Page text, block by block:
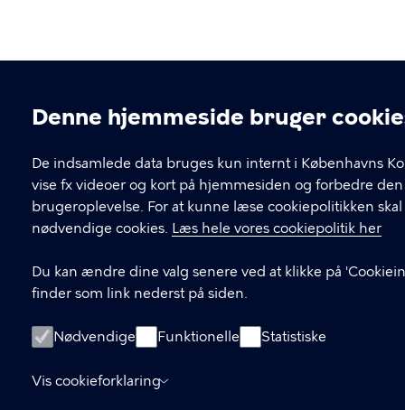
Cookieindstillinger
Denne hjemmeside bruger
De indsamlede data bruges kun internt i Københavns
vise fx videoer og kort på hjemmesiden og forbedre
brugeroplevelse. For at kunne læse cookiepolitikken
nødvendige cookies. Læs hele vores cookiepolitik her
Du kan ændre dine valg senere ved at klikke på
finder som link nederst på siden.
Nødvendige Funktionelle Statistiske
Vis cookieforklaring